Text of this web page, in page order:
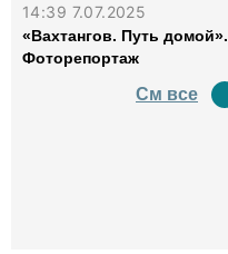
14:39 7.07.2025
«Вахтангов. Путь домой».
Фоторепортаж
См все